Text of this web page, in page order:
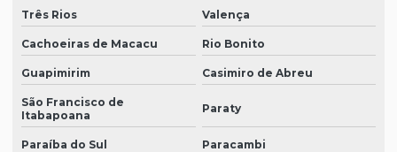
Três Rios Valença
Cachoeiras de Macacu Rio Bonito
Guapimirim Casimiro de Abreu
São Francisco de
Itabapoana
Paraty
Paraíba do Sul Paracambi